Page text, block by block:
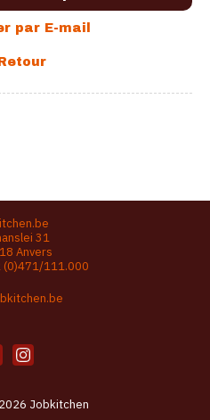
31
Anvers
(0)471/111.000
Jobkitchen